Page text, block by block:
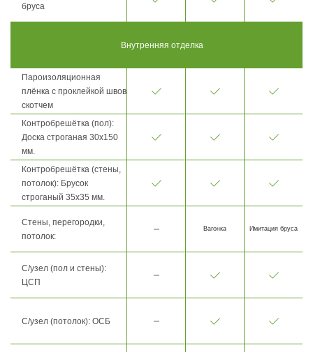
бруса
Внутренняя отделка
Пароизоляционная
плёнка с проклейкой швов
скотчем
Контробрешётка (пол):
Доска строганая 30х150
мм.
Контробрешётка (стены,
потолок): Брусок
строганый 35х35 мм.
Стены, перегородки,
потолок:
Вагонка Имитация бруса
С/узел (пол и стены):
ЦСП
С/узел (потолок): ОСБ